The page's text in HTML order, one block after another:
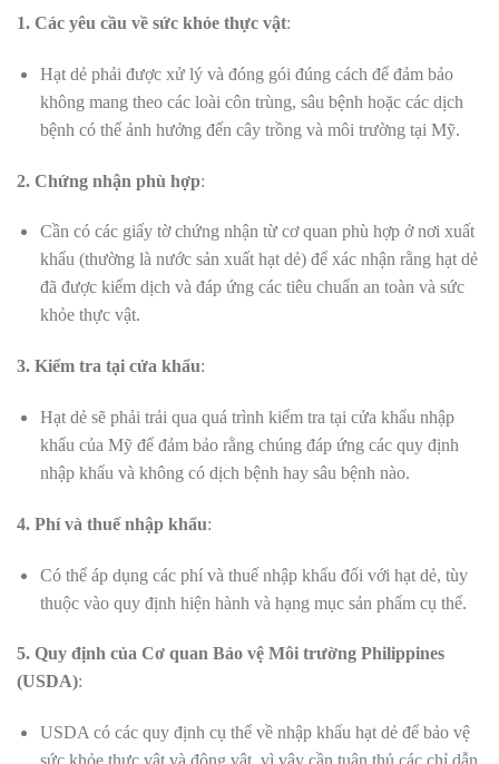
1. Các yêu cầu về sức khỏe thực vật:
Hạt dẻ phải được xử lý và đóng gói đúng cách để đảm bảo
không mang theo các loài côn trùng, sâu bệnh hoặc các dịch
bệnh có thể ảnh hưởng đến cây trồng và môi trường tại Mỹ.
2. Chứng nhận phù hợp:
Cần có các giấy tờ chứng nhận từ cơ quan phù hợp ở nơi xuất
khẩu (thường là nước sản xuất hạt dẻ) để xác nhận rằng hạt dẻ
đã được kiểm dịch và đáp ứng các tiêu chuẩn an toàn và sức
khỏe thực vật.
3. Kiểm tra tại cửa khẩu:
Hạt dẻ sẽ phải trải qua quá trình kiểm tra tại cửa khẩu nhập
khẩu của Mỹ để đảm bảo rằng chúng đáp ứng các quy định
nhập khẩu và không có dịch bệnh hay sâu bệnh nào.
4. Phí và thuế nhập khẩu:
Có thể áp dụng các phí và thuế nhập khẩu đối với hạt dẻ, tùy
thuộc vào quy định hiện hành và hạng mục sản phẩm cụ thể.
5. Quy định của Cơ quan Bảo vệ Môi trường Philippines
(USDA):
USDA có các quy định cụ thể về nhập khẩu hạt dẻ để bảo vệ